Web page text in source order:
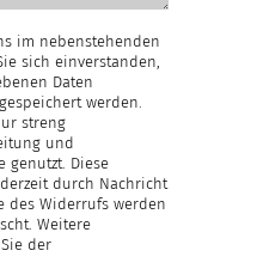
im nebenstehenden
sich einverstanden,
Daten
werden.
streng
und
genutzt. Diese
durch Nachricht
des Widerrufs werden
Weitere
der